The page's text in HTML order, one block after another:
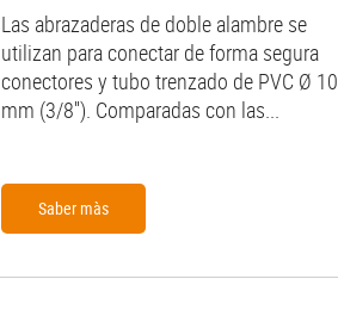
Las abrazaderas de doble alambre se
utilizan para conectar de forma segura
conectores y tubo trenzado de PVC Ø 10
mm (3/8''). Comparadas con las...
Saber màs